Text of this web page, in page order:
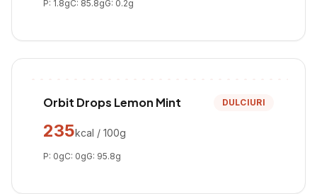
P: 1.8gC: 85.8gG: 0.2g
Orbit Drops Lemon Mint DULCIURI
235kcal / 100g
P: 0gC: 0gG: 95.8g